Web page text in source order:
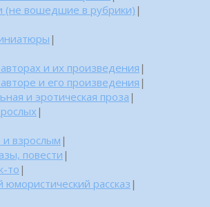
(не вошедшие в рубрики) |
|
и их произведения |
и его произведения |
и эротическая проза |
|
и взрослым |
повести |
то |
рассказ|